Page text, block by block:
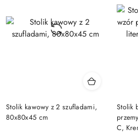
Stolik kawowy z 2 szufladami,
80x80x45 cm
Stolik
C,